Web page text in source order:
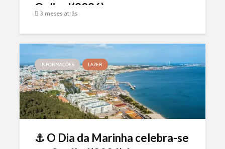
Online!(2026)
3 meses atrás
INFORMAÇÕES LAZER
⚓ O Dia da Marinha celebra-se